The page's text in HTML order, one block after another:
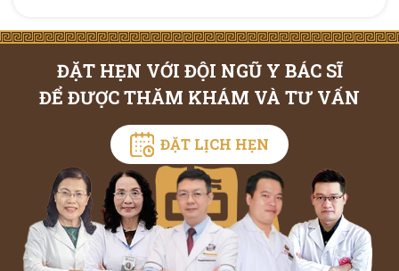
ĐẶT HẸN VỚI ĐỘI NGŨ Y BÁC SĨ
ĐỂ ĐƯỢC THĂM KHÁM VÀ TƯ VẤN
ĐẶT LỊCH HẸN